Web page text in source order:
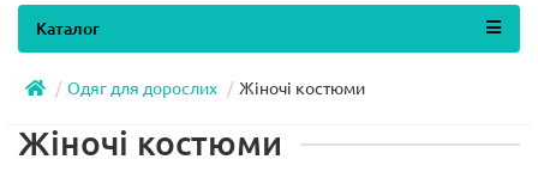
Каталог
Одяг для дорослих Жіночі костюми
Жіночі костюми